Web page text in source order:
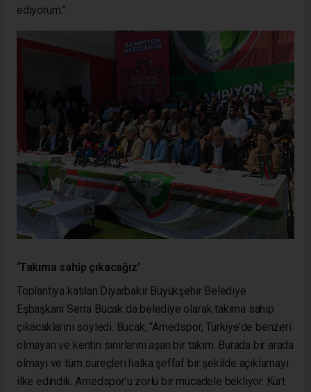
ediyorum.”
‘Takıma sahip çıkacağız’
Toplantıya katılan Diyarbakır Büyükşehir Belediye
Eşbaşkanı Serra Bucak da belediye olarak takıma sahip
çıkacaklarını söyledi. Bucak, “Amedspor, Türkiye’de benzeri
olmayan ve kentin sınırlarını aşan bir takım. Burada bir arada
olmayı ve tüm süreçleri halka şeffaf bir şekilde açıklamayı
ilke edindik. Amedspor’u zorlu bir mücadele bekliyor. Kürt